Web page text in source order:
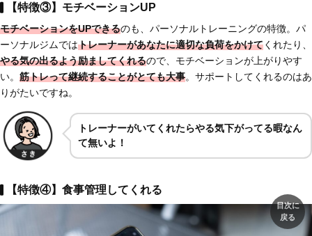
【特徴③】モチベーションUP
モチベーションをUPできるのも、パーソナルトレーニングの特徴。パ
ーソナルジムではトレーナーがあなたに適切な負荷をかけてくれたり、
やる気の出るよう励ましてくれるので、モチベーションが上がりやす
い。 筋トレって継続することがとても大事。サポートしてくれるのはあ
りがたいですね。
トレーナーがいてくれたらやる気下がってる暇なん
て無いよ！
【特徴④】食事管理してくれる
目次に
戻る